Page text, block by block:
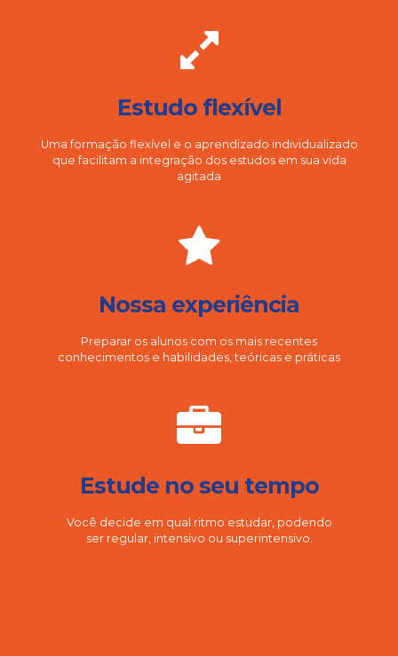
Estudo flexível
Uma formação flexível e o aprendizado individualizado
que facilitam a integração dos estudos em sua vida
agitada
Nossa experiência
Preparar os alunos com os mais recentes
conhecimentos e habilidades, teóricas e práticas
Estude no seu tempo
Você decide em qual ritmo estudar, podendo
ser regular, intensivo ou superintensivo.